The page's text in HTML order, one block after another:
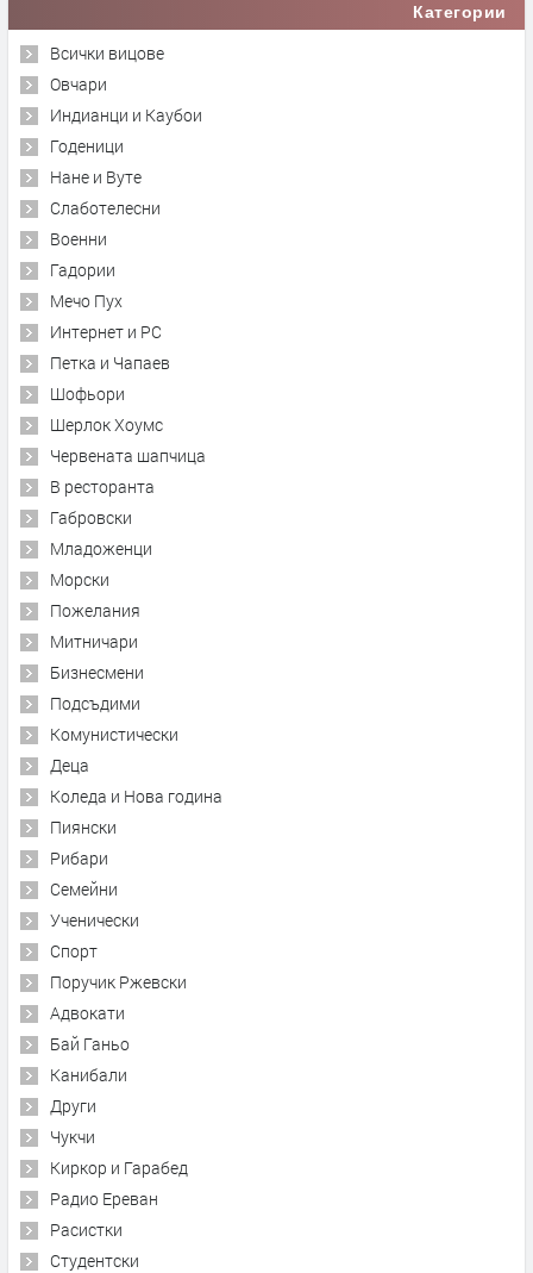
Категории
Всички вицове
Овчари
Индианци и Каубои
Годеници
Нане и Вуте
Слаботелесни
Военни
Гадории
Мечо Пух
Интернет и PC
Петка и Чапаев
Шофьори
Шерлок Хоумс
Червената шапчица
В ресторанта
Габровски
Младоженци
Морски
Пожелания
Митничари
Бизнесмени
Подсъдими
Комунистически
Деца
Коледа и Нова година
Пиянски
Рибари
Семейни
Ученически
Спорт
Поручик Ржевски
Адвокати
Бай Ганьо
Канибали
Други
Чукчи
Киркор и Гарабед
Радио Ереван
Расистки
Студентски